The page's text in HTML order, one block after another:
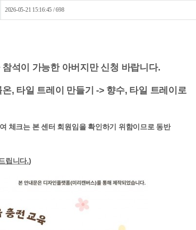
2026-05-21 15:16:45 / 698
석이 가능한 아버지만 신청 바랍니다.
, 타일 트레이 만들기 -> 향수, 타일 트레이로
체크는 본 센터 회원임을 확인하기 위함이므로 동반
립니다.)